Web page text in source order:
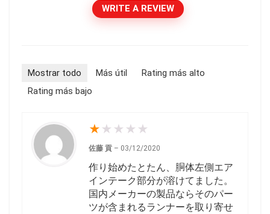
WRITE A REVIEW
Mostrar todo Más útil
Rating más alto
Rating más bajo
★ ★ ★ ★ ★
佐藤 貢 – 03/12/2020
作り始めたとたん、胴体左側エア
インテーク部分が溶けてました。
国内メーカーの製品ならそのパー
ツが含まれるランナーを取り寄せ